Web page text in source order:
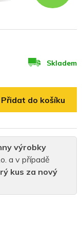
výrobky
a v případě
kus za nový
Skladem
Přidat do košíku